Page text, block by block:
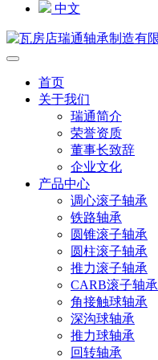
中文
首页
关于我们
瑞通简介
荣誉资质
董事长致辞
企业文化
产品中心
调心滚子轴承
铁路轴承
圆锥滚子轴承
圆柱滚子轴承
推力滚子轴承
CARB滚子轴承
角接触球轴承
深沟球轴承
推力球轴承
回转轴承